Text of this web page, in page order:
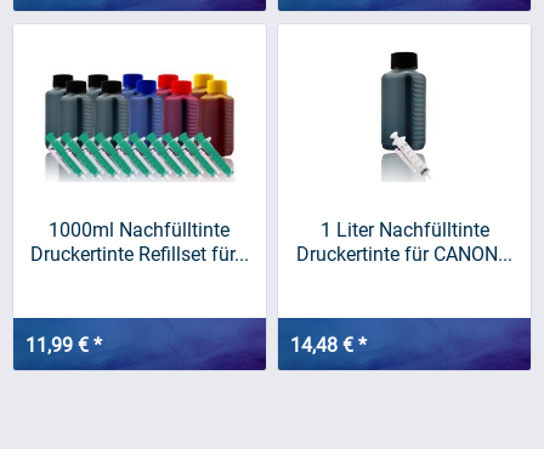
1000ml Nachfülltinte
Druckertinte Refillset für...
11,99 € *
1 Liter Nachfülltinte
Druckertinte für CANON...
14,48 € *